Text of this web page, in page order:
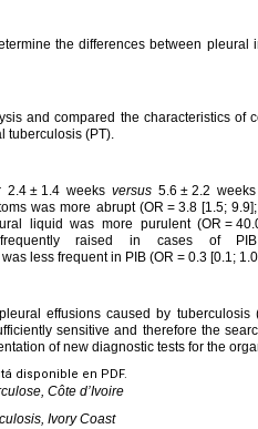
the differences between pleural
and compared the characteristics of
tuberculosis (PT).
2.4 ± 1.4 weeks versus5.6 ± 2.2
was more abrupt (OR = 3.8 [1.5;
liquid was more purulent (OR =
raised in cases of
less frequent in PIB (OR = 0.3 [0.1;
effusions caused by
sensitive and therefore the
of new diagnostic tests for the
disponible en PDF.
Côte d’Ivoire
Ivory Coast